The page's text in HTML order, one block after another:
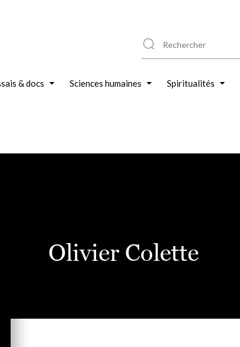
& docs Sciences humaines Spiritualités
Olivier Colette